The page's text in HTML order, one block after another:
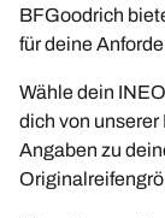
BFGoodrich
für deine
Wähle dein
dich von
Angaben zu